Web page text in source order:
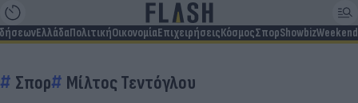
ΕλλάδαΠολιτικήΟικονομίαΕπιχειρήσειςΚόσμοςΣπορShowbizWeekend
Σπορ Μίλτος Τεντόγλου